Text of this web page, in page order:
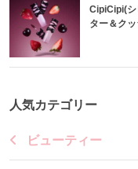
CipiCipi(シ
ター＆ク
人気カテゴリー
ビューティー